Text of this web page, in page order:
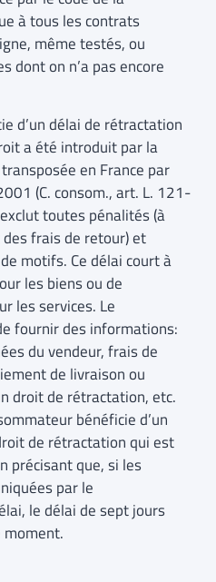
à tous les contrats
même testés, ou
dont on n’a pas encore
d’un délai de rétractation
a été introduit par la
en France par
(C. consom., art. L. 121-
toutes pénalités (à
des frais de retour) et
motifs. Ce délai court à
les biens ou de
les services. Le
fournir des informations:
du vendeur, frais de
de livraison ou
droit de rétractation, etc.
bénéficie d’un
de rétractation qui est
précisant que, si les
par le
le délai de sept jours
moment.